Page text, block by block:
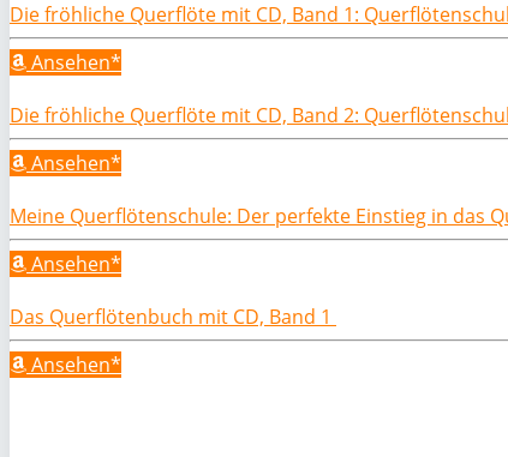
Die fröhliche Querflöte mit CD, Band 1:
Ansehen*
Die fröhliche Querflöte mit CD, Band 2:
Ansehen*
Meine Querflötenschule: Der perfekte Einstieg in das
Ansehen*
Das Querflötenbuch mit CD, Band 1
Ansehen*